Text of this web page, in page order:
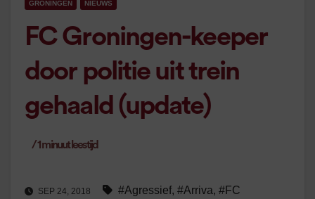
GRONINGEN NIEUWS
FC Groningen-keeper
door politie uit trein
gehaald (update)
/1 minuut leestijd
SEP 24, 2018 #Agressief, #Arriva, #FC